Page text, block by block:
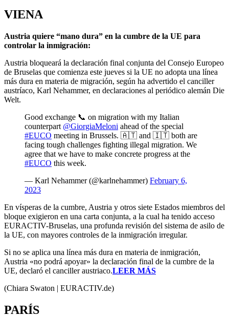
VIENA
Austria quiere “mano dura” en la cumbre de la UE para
controlar la inmigración:
Austria bloqueará la declaración final conjunta del Consejo Europeo
de Bruselas que comienza este jueves si la UE no adopta una línea
más dura en materia de migración, según ha advertido el canciller
austríaco, Karl Nehammer, en declaraciones al periódico alemán Die
Welt.
Good exchange 📞 on migration with my Italian
counterpart @GiorgiaMeloni ahead of the special
#EUCO meeting in Brussels. 🇦🇹 and 🇮🇹 both are
facing tough challenges fighting illegal migration. We
agree that we have to make concrete progress at the
#EUCO this week.
— Karl Nehammer (@karlnehammer) February 6,
2023
En vísperas de la cumbre, Austria y otros siete Estados miembros del
bloque exigieron en una carta conjunta, a la cual ha tenido acceso
EURACTIV-Bruselas, una profunda revisión del sistema de asilo de
la UE, con mayores controles de la inmigración irregular.
Si no se aplica una línea más dura en materia de inmigración,
Austria «no podrá apoyar» la declaración final de la cumbre de la
UE, declaró el canciller austriaco.LEER MÁS
(Chiara Swaton | EURACTIV.de)
PARÍS